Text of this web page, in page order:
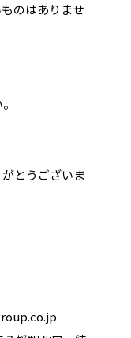
のはありませ
とうございま